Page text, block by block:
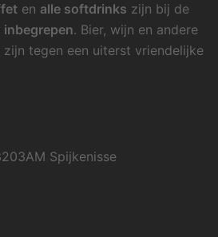
en alle softdrinks zijn bij de
inbegrepen. Bier, wijn en andere
tegen een uiterst vriendelijke
Spijkenisse